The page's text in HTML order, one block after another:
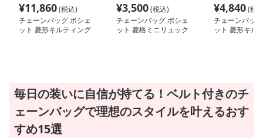
¥11,860(税込)
チェーンバッグ ポシェ
ット 菱形キルティング
¥3,500(税込)
チェーンバッグ ポシェ
ット 菱格ミニリュック
¥4,840(税
チェーンバッ
ット 菱形キル
毎日の装いに自信が持てる！ベルト付きのチ
ェーンバッグで理想のスタイルを叶えるおす
すめ15選